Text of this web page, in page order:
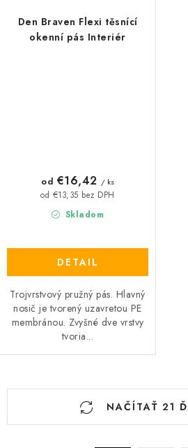
Den Braven Flexi těsnící
okenní pás Interiér
Skladom
od €13,35 bez DPH
od €16,42 / ks
DETAIL
Trojvrstvový pružný pás. Hlavný
nosič je tvorený uzavretou PE
membránou. Zvyšné dve vrstvy
tvoria...
O
NAČÍTAŤ 21